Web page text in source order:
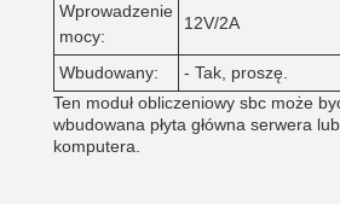
Wprowadzenie
mocy:
12V/2A
Wbudowany:
- Tak, proszę.
Ten moduł obliczeniowy sbc może
wbudowana płyta główna serwera
komputera.